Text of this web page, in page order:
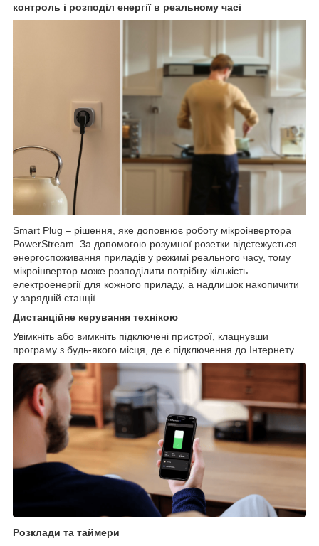
контроль і розподіл енергії в реальному часі
Smart Plug – рішення, яке доповнює роботу мікроінвертора
PowerStream. За допомогою розумної розетки відстежується
енергоспоживання приладів у режимі реального часу, тому
мікроінвертор може розподілити потрібну кількість
електроенергії для кожного приладу, а надлишок накопичити
у зарядній станції.
Дистанційне керування технікою
Увімкніть або вимкніть підключені пристрої, клацнувши
програму з будь-якого місця, де є підключення до Інтернету
Розклади та таймери